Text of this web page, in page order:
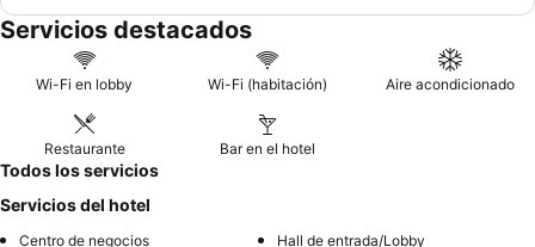
Servicios destacados
Wi-Fi en lobby Wi-Fi (habitación) Aire acondicionado
Restaurante Bar en el hotel
Todos los servicios
Servicios del hotel
Centro de negocios Hall de entrada/Lobby